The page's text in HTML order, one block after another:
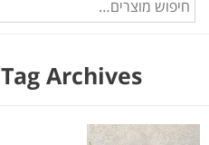
Tag Archives: